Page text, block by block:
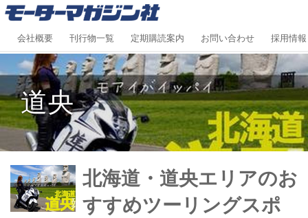
会社概要 刊行物一覧 定期購読案内 お問い合わせ 採用情報
道央
北海道・道央エリアのお
すすめツーリングスポ